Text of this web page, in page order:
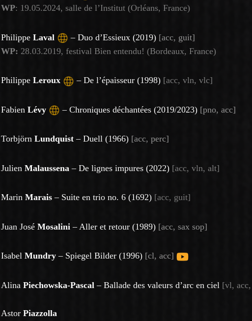
WP: 19.05.2024, salle de l’Institut (Orléans, France)
Philippe Laval – Duo d’Essieux (2019)[acc, guit]
WP: 28.03.2019, festival Bien entendu! (Bordeaux, France)
Philippe Leroux – De l’épaisseur (1998) [acc, vln, vlc]
Fabien Lévy – Chroniques déchantées (2019/2023) [pno, acc]
Torbjörn Lundquist– Duell(1966) [acc, perc]
Julien Malaussena – De lignes impures (2022) [acc, vln, alt]
Marin Marais– Suite en trio no. 6 (1692)[acc, guit]
Juan José Mosalini – Aller et retour (1989) [acc, sax sop]
Isabel Mundry– Spiegel Bilder (1996)[cl, acc]
Alina Piechowska-Pascal– Ballade des valeurs d’arc en ciel[vl, acc,
Astor Piazzolla